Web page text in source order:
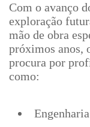
Com o avanço
exploração
mão de obra
próximos anos,
procura por
como: